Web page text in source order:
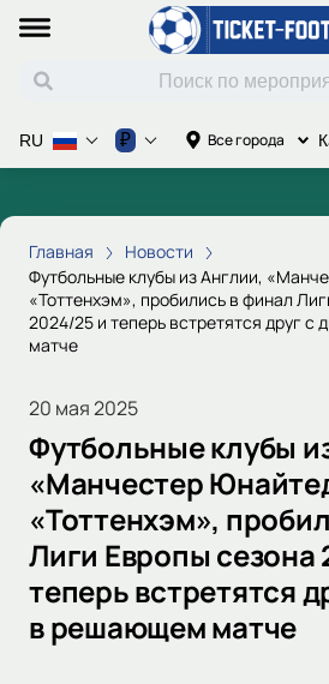
Все города
RU ₽
Главная
Новости
Футбольные клубы из Англии,
«Тоттенхэм», пробились в финал
2024/25 и теперь встретятся друг
матче
20 мая 2025
Футбольные клубы
«Манчестер
«Тоттенхэм»,
Лиги Европы сезона
теперь встретятся
в решающем матче